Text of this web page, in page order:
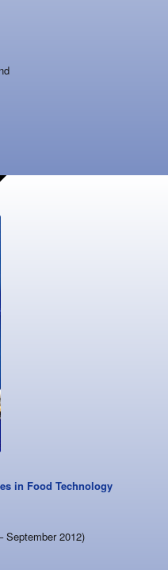
in Food Technology
September 2012)